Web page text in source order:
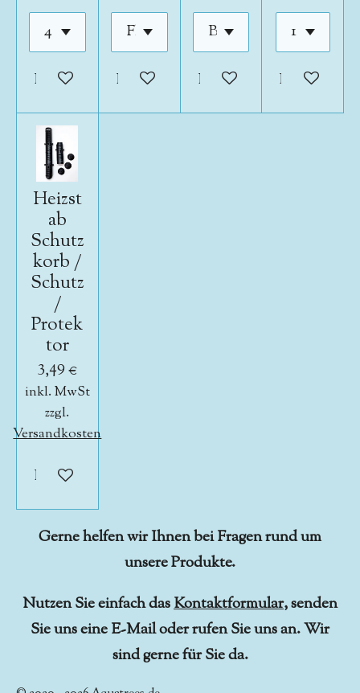
In den WarenkorbIn den WarenkorbIn den Warenkorb
In den
Heizst
ab
Schutz
korb /
Schutz
/
Protek
tor
3,49 €
inkl. MwSt
zzgl.
Versandkosten
In den Warenkorb
Gerne helfen wir Ihnen bei Fragen rund um
unsere Produkte.
Nutzen Sie einfach dasKontaktformular, senden
Sie uns eine E-Mail oder rufen Sie uns an. Wir
sind gerne für Sie da.